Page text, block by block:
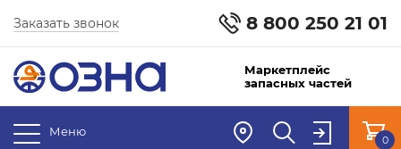
8 800 250 21 01
Заказать звонок
Маркетплейс
запасных частей
Меню
0